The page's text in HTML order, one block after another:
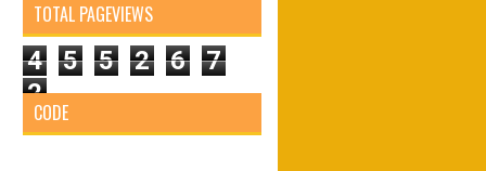
TOTAL PAGEVIEWS
4 5 5 2 6
7
2
CODE